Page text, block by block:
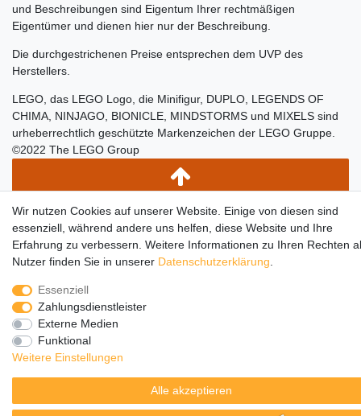
und Beschreibungen sind Eigentum Ihrer rechtmäßigen
Eigentümer und dienen hier nur der Beschreibung.
Die durchgestrichenen Preise entsprechen dem UVP des
Herstellers.
LEGO, das LEGO Logo, die Minifigur, DUPLO, LEGENDS OF
CHIMA, NINJAGO, BIONICLE, MINDSTORMS und MIXELS sind
urheberrechtlich geschützte Markenzeichen der LEGO Gruppe.
©2022 The LEGO Group
Wir nutzen Cookies auf unserer Website. Einige von diesen sind
essenziell, während andere uns helfen, diese Website und Ihre
Erfahrung zu verbessern. Weitere Informationen zu Ihren Rechten
Nutzer finden Sie in unserer Daten­schutz­erklärung
Essenziell
Zahlungsdienstleister
Externe Medien
Funktional
Weitere Einstellungen
Alle akzeptieren